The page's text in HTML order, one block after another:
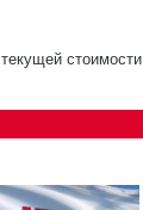
стоимости